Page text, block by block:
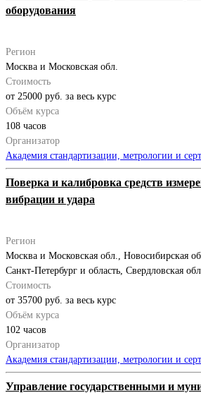
оборудования
Регион
Москва и Московская обл.
Стоимость
от 25000 руб. за весь курс
Объём курса
108 часов
Организатор
Академия стандартизации, метрологии и
Поверка и калибровка средств
вибрации и удара
Регион
Москва и Московская обл., Новосибирская
Санкт-Петербург и область, Свердловская
Стоимость
от 35700 руб. за весь курс
Объём курса
102 часов
Организатор
Академия стандартизации, метрологии и
Управление государственными и